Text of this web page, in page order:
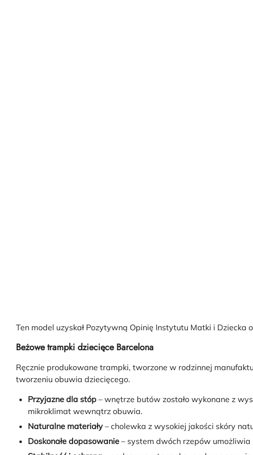
Ten model uzyskał Pozytywną Opinię Instytutu Matki i
Beżowe trampki dziecięce Barcelona
Ręcznie produkowane trampki, tworzone w rodzinnej
tworzeniu obuwia dziecięcego.
Przyjazne dla stóp – wnętrze butów zostało wykonane z
mikroklimat wewnątrz obuwia.
Naturalne materiały – cholewka z wysokiej jakości skóry
Doskonałe dopasowanie – system dwóch rzepów